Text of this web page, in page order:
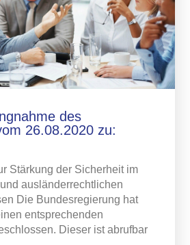
des
26.08.2020 zu:
Stärkung der Sicherheit im
ausländerrechtlichen
Die Bundesregierung hat
entsprechenden
Dieser ist abrufbar